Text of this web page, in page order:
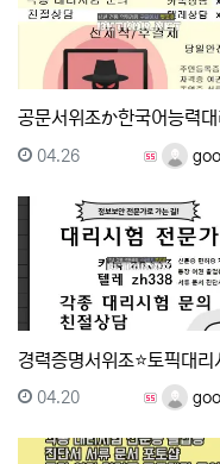
등록자
등록일
04.26
등록자
등록일
04.20